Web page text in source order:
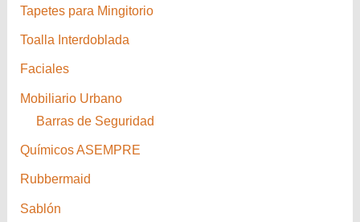
Tapetes para Mingitorio
Toalla Interdoblada
Faciales
Mobiliario Urbano
Barras de Seguridad
Químicos ASEMPRE
Rubbermaid
Sablón